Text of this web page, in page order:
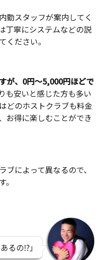
勤スタッフが案内してく
丁寧にシステムなどの説
ください。
が、0円〜5,000円ほどで
も安いと感じた方も多い
どのホストクラブも料金
お得に楽しむことができ
によって異なるので、
るの⁉」